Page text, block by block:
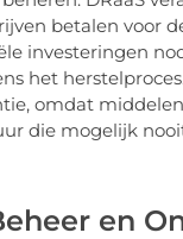
betalen voor
investeringen
het
omdat
die mogelijk
en